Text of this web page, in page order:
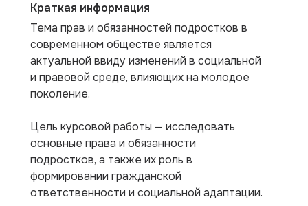
Краткая информация
Тема прав и обязанностей подростков в
современном обществе является
актуальной ввиду изменений в социальной
и правовой среде, влияющих на молодое
поколение.
Цель курсовой работы — исследовать
основные права и обязанности
подростков, а также их роль в
формировании гражданской
ответственности и социальной адаптации.